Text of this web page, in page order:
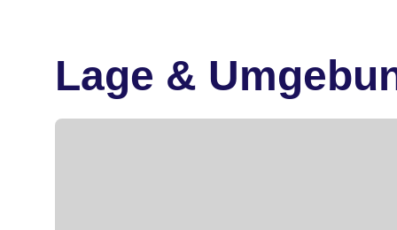
Lage &